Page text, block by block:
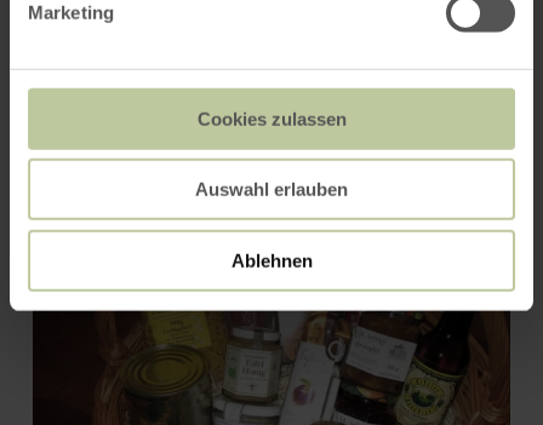
Marketing
Cookies zulassen
Auswahl erlauben
Ablehnen
ADAC-Radservice-Station
Weilerswist